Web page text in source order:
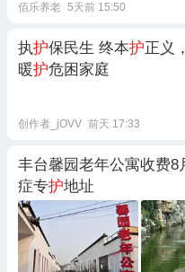
佰乐养老 5天前 15:50
执护 保民生 终本护正义
暖护危困家庭
创作者_jOVV 前天 17:33
丰台馨园老年公寓收费
症专护地址